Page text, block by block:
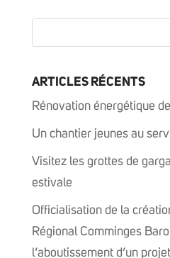
ARTICLES RÉCENTS
Rénovation énergétique
Un chantier jeunes au
Visitez les grottes de
estivale
Officialisation de la
Régional Comminges
l’aboutissement d’un